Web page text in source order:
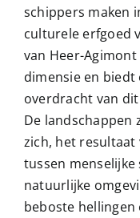
schippers maken
culturele erfgoed
van Heer-
dimensie en
overdracht van
De landschappen
zich, het resultaat
tussen
natuurlijke
beboste hellingen